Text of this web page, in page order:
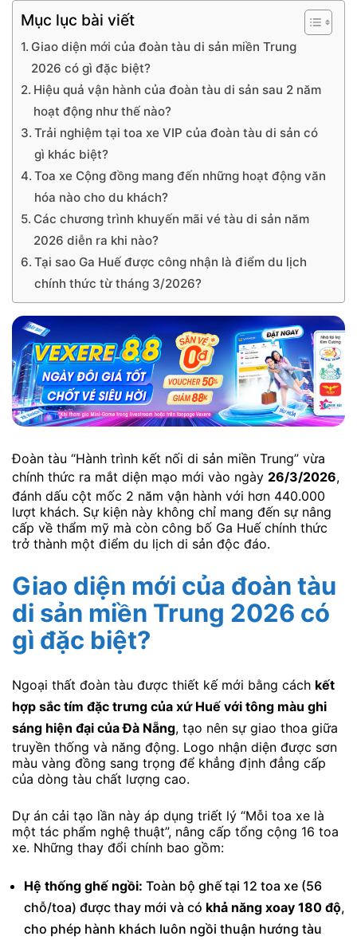
Mục lục bài viết
Giao diện mới của đoàn tàu di sản miền Trung
2026 có gì đặc biệt?
Hiệu quả vận hành của đoàn tàu di sản sau 2 năm
hoạt động như thế nào?
Trải nghiệm tại toa xe VIP của đoàn tàu di sản có
gì khác biệt?
Toa xe Cộng đồng mang đến những hoạt động văn
hóa nào cho du khách?
Các chương trình khuyến mãi vé tàu di sản năm
2026 diễn ra khi nào?
Tại sao Ga Huế được công nhận là điểm du lịch
chính thức từ tháng 3/2026?
Đoàn tàu “Hành trình kết nối di sản miền Trung” vừa
chính thức ra mắt diện mạo mới vào ngày 26/3/2026,
đánh dấu cột mốc 2 năm vận hành với hơn 440.000
lượt khách. Sự kiện này không chỉ mang đến sự nâng
cấp về thẩm mỹ mà còn công bố Ga Huế chính thức
trở thành một điểm du lịch di sản độc đáo.
Giao diện mới của đoàn tàu
di sản miền Trung 2026 có
gì đặc biệt?
Ngoại thất đoàn tàu được thiết kế mới bằng cách kết
hợp sắc tím đặc trưng của xứ Huế với tông màu ghi
sáng hiện đại của Đà Nẵng, tạo nên sự giao thoa giữa
truyền thống và năng động. Logo nhận diện được sơn
màu vàng đồng sang trọng để khẳng định đẳng cấp
của dòng tàu chất lượng cao.
Dự án cải tạo lần này áp dụng triết lý “Mỗi toa xe là
một tác phẩm nghệ thuật”, nâng cấp tổng cộng 16 toa
xe. Những thay đổi chính bao gồm:
Hệ thống ghế ngồi: Toàn bộ ghế tại 12 toa xe (56
chỗ/toa) được thay mới và có khả năng xoay 180 độ,
cho phép hành khách luôn ngồi thuận hướng tàu